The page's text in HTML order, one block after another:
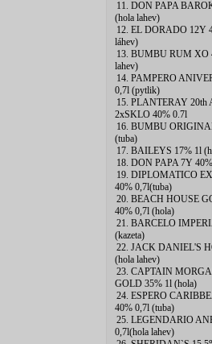
11. DON PAPA
(hola lahev)
12. EL DORADO 12Y
láhev)
13. BUMBU RUM XO
lahev)
14. PAMPERO
0,7l (pytlik)
15. PLANTERAY 20th
2xSKLO 40% 0.7l
16. BUMBU
(tuba)
17. BAILEYS 17% 1l
18. DON PAPA 7Y
19. DIPLOMATICO
40% 0,7l(tuba)
20. BEACH HOUSE
40% 0,7l (hola)
21. BARCELO
(kazeta)
22. JACK DANIEL'S
(hola lahev)
23. CAPTAIN
GOLD 35% 1l (hola)
24. ESPERO
40% 0,7l (tuba)
25. LEGENDARIO
0,7l(hola lahev)